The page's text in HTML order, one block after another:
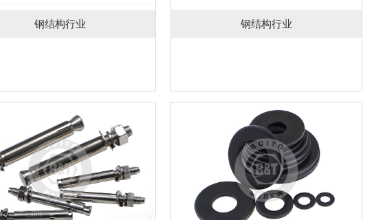
钢结构行业 钢结构行业